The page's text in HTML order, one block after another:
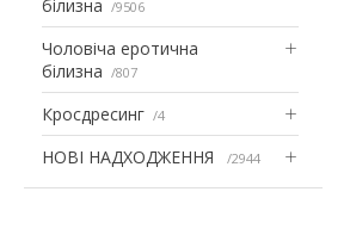
білизна
9506
Чоловіча еротична
білизна
807
Кросдресинг 4
НОВІ НАДХОДЖЕННЯ 2944